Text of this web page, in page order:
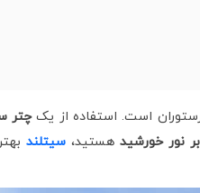
رستوران است. استفاده از یکچتر
نور خورشیدهستید، سیتلند